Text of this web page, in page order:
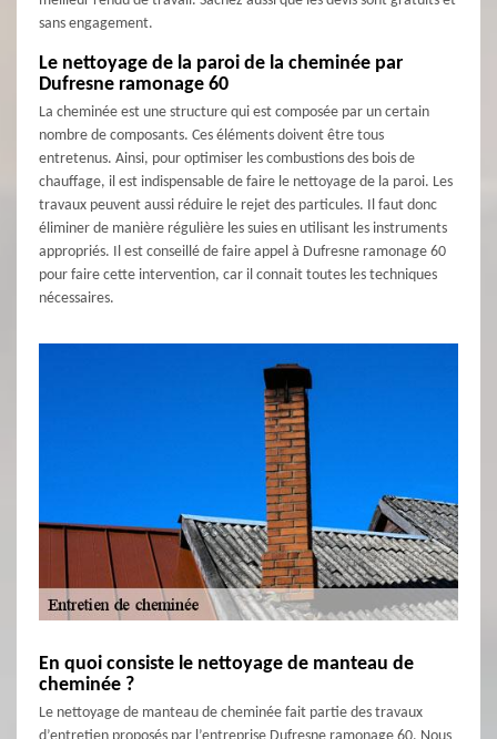
sans engagement.
Le nettoyage de la paroi de la cheminée par
Dufresne ramonage 60
La cheminée est une structure qui est composée par un certain
nombre de composants. Ces éléments doivent être tous
entretenus. Ainsi, pour optimiser les combustions des bois de
chauffage, il est indispensable de faire le nettoyage de la paroi. Les
travaux peuvent aussi réduire le rejet des particules. Il faut donc
éliminer de manière régulière les suies en utilisant les instruments
appropriés. Il est conseillé de faire appel à Dufresne ramonage 60
pour faire cette intervention, car il connait toutes les techniques
nécessaires.
En quoi consiste le nettoyage de manteau de
cheminée ?
Le nettoyage de manteau de cheminée fait partie des travaux